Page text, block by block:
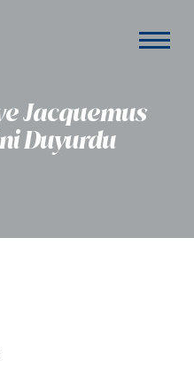
Jacquemus
Duyurdu